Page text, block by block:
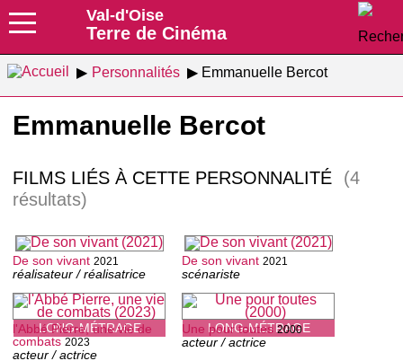
Val-d'Oise
Terre de Cinéma
Personnalités Emmanuelle Bercot
Emmanuelle Bercot
FILMS LIÉS À CETTE PERSONNALITÉ
(4
résultats)
LONG-MÉTRAGE
De son vivant 2021
réalisateur / réalisatrice
LONG-MÉTRAGE
De son vivant 2021
scénariste
l'Abbé Pierre, une vie de
combats 2023
acteur / actrice
Une pour toutes 2000
acteur / actrice